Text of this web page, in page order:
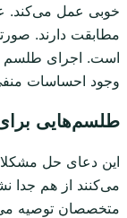
خوبی عمل می‌کند.
مطابقت دارند.
است. اجرای طلسم
وجود احساسات
طلسم‌هایی
این دعای حل
می‌کنند از هم جدا
متخصصان توصیه